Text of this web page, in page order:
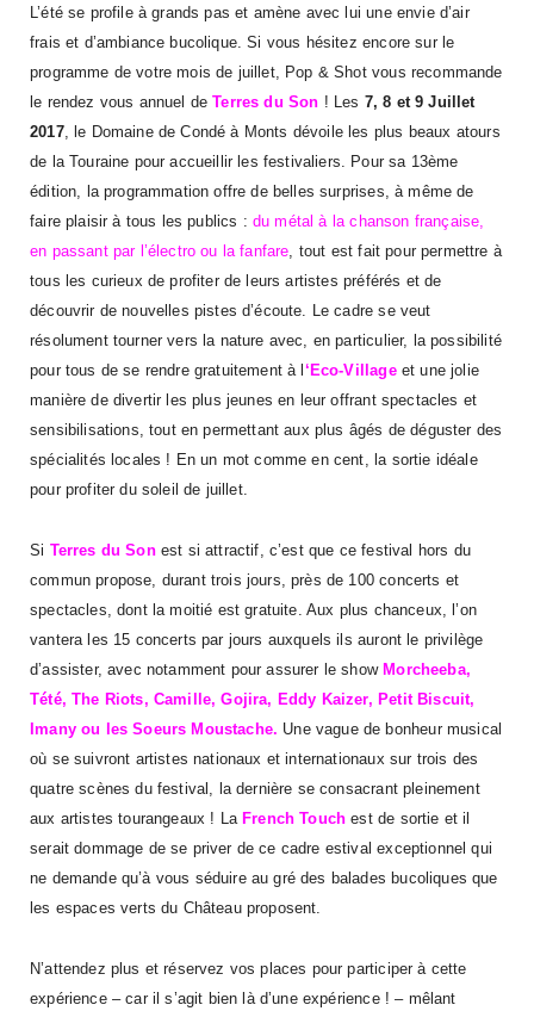
L’été se profile à grands pas et amène avec lui une envie d’air
frais et d’ambiance bucolique. Si vous hésitez encore sur le
programme de votre mois de juillet, Pop & Shot vous recommande
le rendez vous annuel deTerres du Son ! Les 7, 8 et 9 Juillet
2017, le Domaine de Condé à Monts dévoile les plus beaux atours
de la Touraine pour accueillir les festivaliers. Pour sa 13ème
édition, la programmation offre de belles surprises, à même de
faire plaisir à tous les publics : du métal à la chanson française,
en passant par l’électro ou la fanfare, tout est fait pour permettre à
tous les curieux de profiter de leurs artistes préférés et de
découvrir de nouvelles pistes d’écoute. Le cadre se veut
résolument tourner vers la nature avec, en particulier, la possibilité
pour tous de se rendre gratuitement à l ‘Eco-Villageet une jolie
manière de divertir les plus jeunes en leur offrant spectacles et
sensibilisations, tout en permettant aux plus âgés de déguster des
spécialités locales ! En un mot comme en cent, la sortie idéale
pour profiter du soleil de juillet.
Si Terres du Son est si attractif, c’est que ce festival hors du
commun propose, durant trois jours, près de 100 concerts et
spectacles, dont la moitié est gratuite. Aux plus chanceux, l’on
vantera les 15 concerts par jours auxquels ils auront le privilège
d’assister, avec notamment pour assurer le show Morcheeba,
Tété, The Riots, Camille, Gojira, Eddy Kaizer, Petit Biscuit,
Imany ou les Soeurs Moustache. Une vague de bonheur musical
où se suivront artistes nationaux et internationaux sur trois des
quatre scènes du festival, la dernière se consacrant pleinement
aux artistes tourangeaux ! La French Touch est de sortie et il
serait dommage de se priver de ce cadre estival exceptionnel qui
ne demande qu’à vous séduire au gré des balades bucoliques que
les espaces verts du Château proposent.
N’attendez plus et réservez vos places pour participer à cette
expérience – car il s’agit bien là d’une expérience ! – mêlant